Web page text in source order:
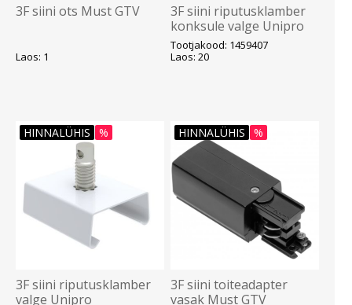
3F siini ots Must GTV
Laos: 1
3F siini riputusklamber
konksule valge Unipro
Tootjakood: 1459407
Laos: 20
HINNALÜHIS %
3F siini riputusklamber
valge Unipro
HINNALÜHIS %
3F siini toiteadapter
vasak Must GTV